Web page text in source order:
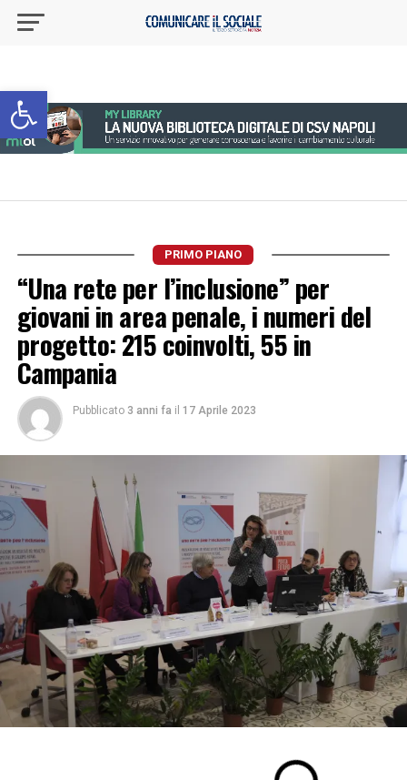
Apri la barra degli strumenti
PRIMO PIANO
“Una rete per l’inclusione” per
giovani in area penale, i numeri del
progetto: 215 coinvolti, 55 in
Campania
Pubblicato 3 anni fa il 17 Aprile 2023